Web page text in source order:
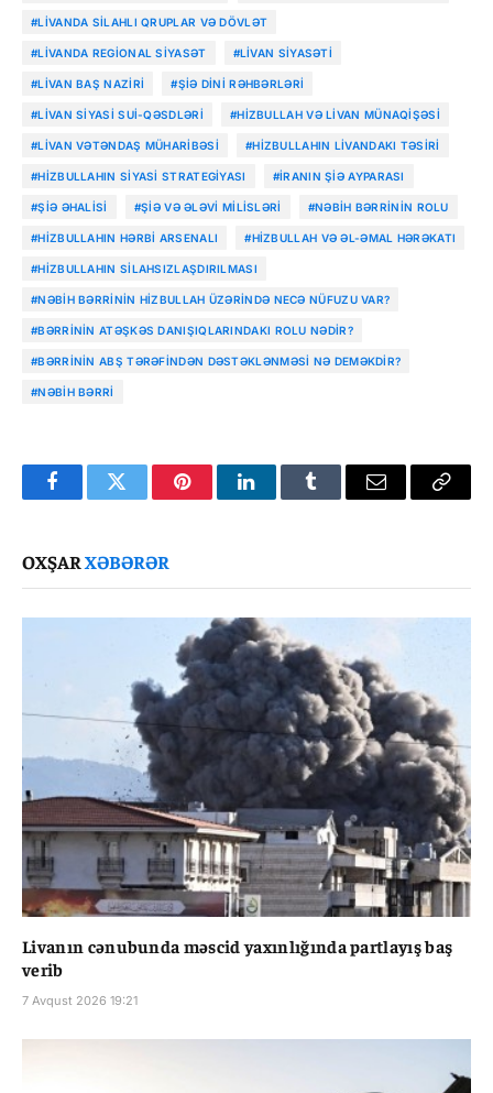
#LIVANDA SILAHLI QRUPLAR VƏ DÖVLƏT
#LIVANDA REGIONAL SIYASƏT #LIVAN SIYASƏTI
#LIVAN BAŞ NAZIRI #ŞIƏ DINI RƏHBƏRLƏRI
#LIVAN SIYASI SUI-QƏSDLƏRI #HIZBULLAH VƏ LIVAN MÜNAQIŞƏSI
#LIVAN VƏTƏNDAŞ MÜHARIBƏSI #HIZBULLAHIN LIVANDAKI TƏSIRI
#HIZBULLAHIN SIYASI STRATEGIYASI #İRANIN ŞIƏ AYPARASI
#ŞIƏ ƏHALISI #ŞIƏ VƏ ƏLƏVI MILISLƏRI #NƏBIH BƏRRININ ROLU
#HIZBULLAHIN HƏRBI ARSENALI #HIZBULLAH VƏ ƏL-ƏMAL HƏRƏKATI
#HIZBULLAHIN SILAHSIZLAŞDIRILMASI
#NƏBIH BƏRRININ HIZBULLAH ÜZƏRINDƏ NECƏ NÜFUZU VAR?
#BƏRRININ ATƏŞKƏS DANIŞIQLARINDAKI ROLU NƏDIR?
#BƏRRININ ABŞ TƏRƏFINDƏN DƏSTƏKLƏNMƏSI NƏ DEMƏKDIR?
#NƏBIH BƏRRI
FacebookTwitter PinterestLinkedInTumblr Email
Copy
OXŞARXƏBƏRƏR
Livanın cənubunda məscid yaxınlığında partlayış baş
verib
7 Avqust 2026 19:21